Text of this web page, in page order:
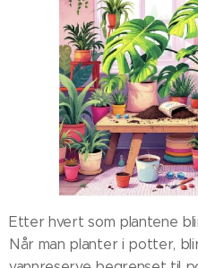
Etter hvert som plantene
Når man planter i potter,